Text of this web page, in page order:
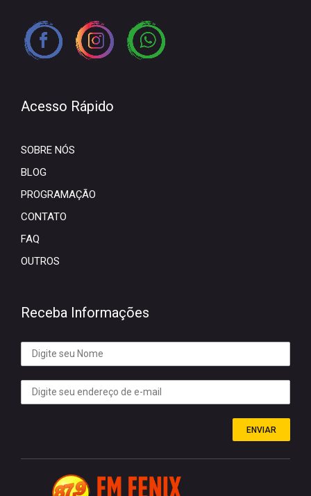
Acesso Rápido
SOBRE NÓS
BLOG
PROGRAMAÇÃO
CONTATO
FAQ
OUTROS
Receba Informações
ENVIAR